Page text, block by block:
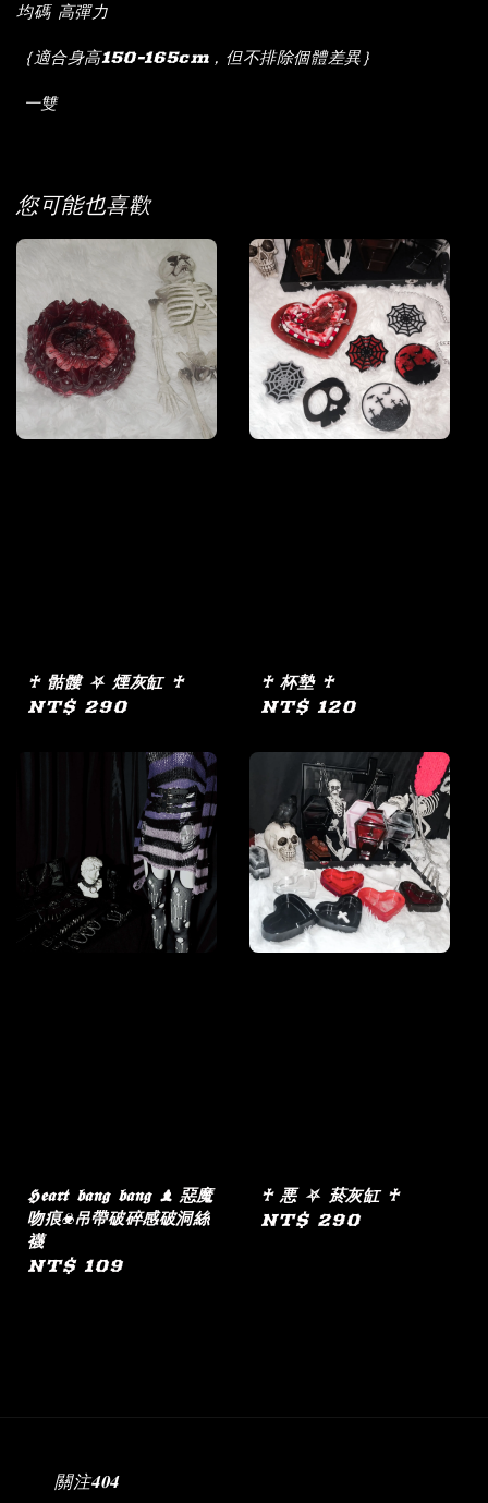
均碼 高彈力
｛適合身高150-165cm，但不排除個體差異｝
一雙
您可能也喜歡
♰ 骷髏 ⛧ 煙灰缸 ♰
Regular
NT$ 290
♰ 杯墊 ♰
Regular
NT$ 120
𝕳𝖊𝖆𝖗𝖙 𝖇𝖆𝖓𝖌 𝖇𝖆𝖓𝖌 ♝ 惡魔
吻痕☣︎吊帶破碎感破洞絲
襪
Regular
NT$ 109
♰ 悪 ⛧ 菸灰缸 ♰
Regular
NT$ 290
關注𝟒𝟎𝟒